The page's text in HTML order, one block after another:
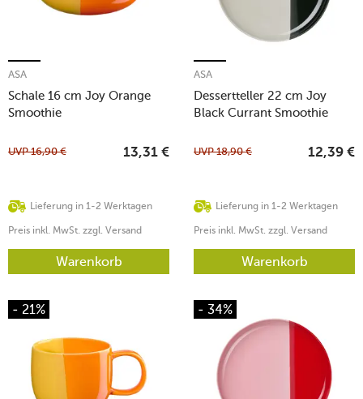
Schale 16 cm Joy Orange
Smoothie
ASA
Lieferung in 1-2 Werktagen
UVP16,90 € 13,31 €
Preis inkl. MwSt. zzgl. Versand
Warenkorb
Dessertteller 22 cm Joy
Black Currant Smoothie
ASA
Lieferung in 1-2 Werktagen
UVP18,90 € 12,39 €
Preis inkl. MwSt. zzgl. Versand
Warenkorb
- 21% - 34%